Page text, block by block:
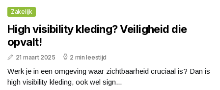
Zakelijk
High visibility kleding? Veiligheid die
opvalt!
21 maart 2025 2 min leestijd
Werk je in een omgeving waar zichtbaarheid cruciaal is? Dan is
high visibility kleding, ook wel sign...